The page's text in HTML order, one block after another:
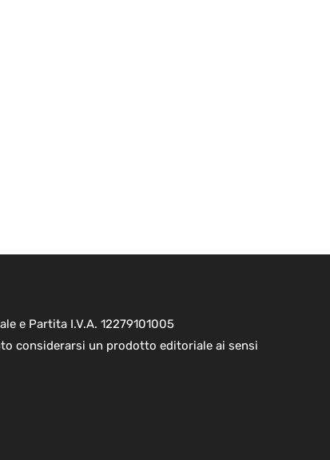
e Partita I.V.A. 12279101005
considerarsi un prodotto editoriale ai sensi